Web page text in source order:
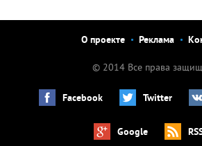
О проекте Реклама
© 2014 Все права
Facebook Twitter
Google